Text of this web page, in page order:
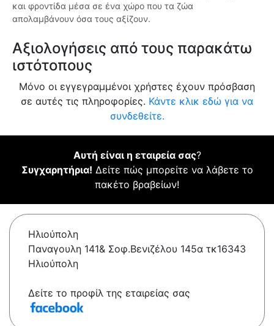
και φροντίδα μέσα σε ένα χώρο που τα ζώα
απολαμβάνουν όσα τους αξίζουν.
Αξιολογήσεις από τους παρακάτω
ιστότοπους
Μόνο οι εγγεγραμμένοι χρήστες έχουν πρόσβαση
σε αυτές τις πληροφορίες. Κάντε κλικ εδώ για να
συνδεθείτε.
Αυτή είναι η εταιρεία σας?
Συγχαρητήρια! Δείτε πώς μπορείτε να λάβετε το
πακέτο βραβείων!
Ηλιούπολη
Παναγουλη 141& Σοφ.Βενιζέλου 145α τκ16343
Ηλιούπολη
Δείτε το προφίλ της εταιρείας σας